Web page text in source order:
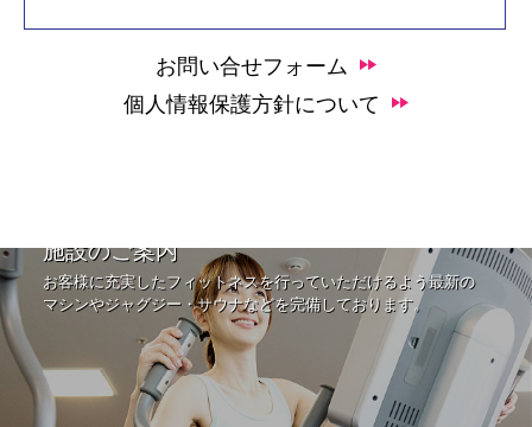
お問い合せフォーム
個人情報保護方針について
施設のご案内
お客様に充実したフィットネスを行っていただけるよう最新の
マシンやジャグジー・サウナなどを完備しております。